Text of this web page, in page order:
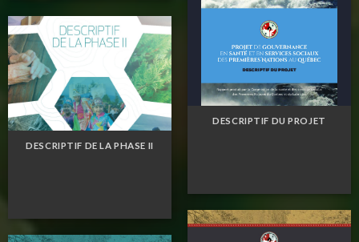
DESCRIPTIF DU PROJET
DESCRIPTIF DE LA PHASE II